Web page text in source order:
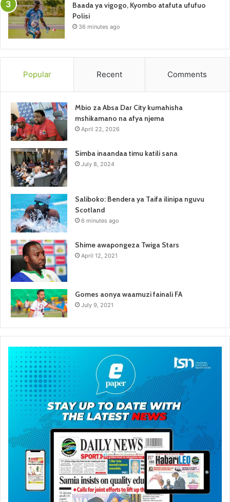
Baada ya vigogo, Kyombo atafuta ufufuo
Polisi
36 minutes ago
Popular Recent Comments
Mbio za Absa Dar City kumahisha
mshikamano na afya njema
April 22, 2026
Simba inaandaa timu katili sana
July 8, 2024
Saliboko: Bendera ya Taifa ilinipa nguvu
Scotland
6 minutes ago
Shime awapongeza Twiga Stars
April 12, 2021
Gomes aonya waamuzi fainali FA
July 9, 2021